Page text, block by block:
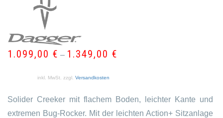
1.099,00 € – 1.349,00 €
inkl. MwSt. zzgl. Versandkosten
Solider Creeker mit flachem Boden, leichter Kante und
extremen Bug-Rocker. Mit der leichten Action+ Sitzanlage